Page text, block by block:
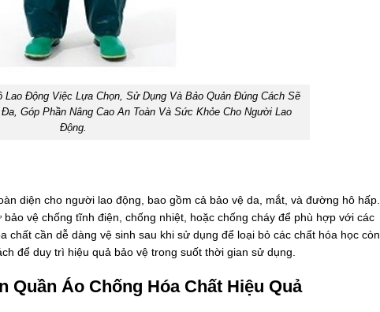
Lao Động Việc Lựa Chọn, Sử Dụng Và Bảo Quản Đúng Cách Sẽ
Góp Phần Nâng Cao An Toàn Và Sức Khỏe Cho Người Lao
Động.
diện cho người lao động, bao gồm cả bảo vệ da, mắt, và đường hô hấp.
vệ chống tĩnh điện, chống nhiệt, hoặc chống cháy để phù hợp với các
chất cần dễ dàng vệ sinh sau khi sử dụng để loại bỏ các chất hóa học còn
để duy trì hiệu quả bảo vệ trong suốt thời gian sử dụng.
Quần Áo Chống Hóa Chất Hiệu Quả